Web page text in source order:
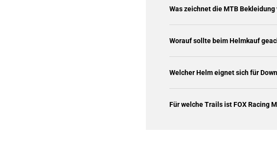
Was zeichnet die MTB Bekleidung
Worauf sollte beim Helmkauf
Welcher Helm eignet sich für
Für welche Trails ist FOX Racing